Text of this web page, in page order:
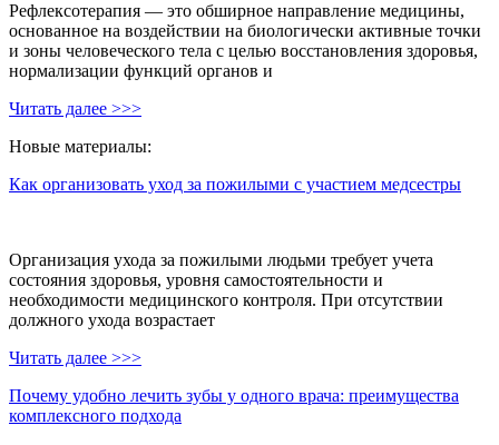
Рефлексотерапия — это обширное направление медицины,
основанное на воздействии на биологически активные точки
и зоны человеческого тела с целью восстановления здоровья,
нормализации функций органов и
Читать далее >>>
Новые материалы:
Как организовать уход за пожилыми с участием медсестры
Организация ухода за пожилыми людьми требует учета
состояния здоровья, уровня самостоятельности и
необходимости медицинского контроля. При отсутствии
должного ухода возрастает
Читать далее >>>
Почему удобно лечить зубы у одного врача: преимущества
комплексного подхода